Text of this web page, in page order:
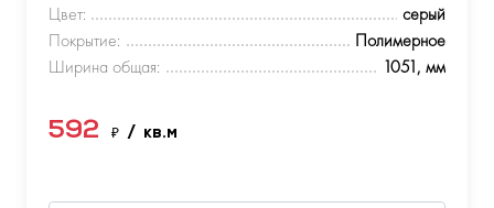
Цвет:
серый
Покрытие:
Полимерное
Ширина общая:
1051, мм
592 ₽ / кв.м